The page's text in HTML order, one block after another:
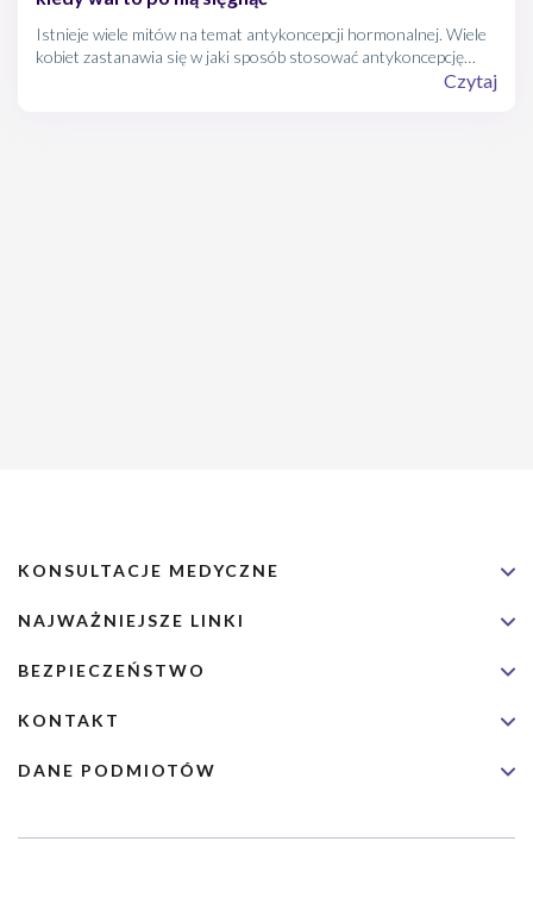
Istnieje wiele mitów na temat antykoncepcji hormonalnej. Wiele
kobiet zastanawia się w jaki sposób stosować antykoncepcję
hormonalną, aby była jak najbardziej skuteczna? Czym różnią się
Czytaj
KONSULTACJE MEDYCZNE
NAJWAŻNIEJSZE LINKI
BEZPIECZEŃSTWO
KONTAKT
DANE PODMIOTÓW